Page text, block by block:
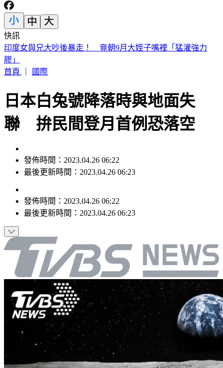
快訊
別只看台積電！ 外媒點名「2檔AI設備股」快上車
首頁
日本白兔號降落時與地面失
聯 拚民間登月首例恐落空
最後更新時間：2023.04.26 06:23
最後更新時間：2023.04.26 06:23